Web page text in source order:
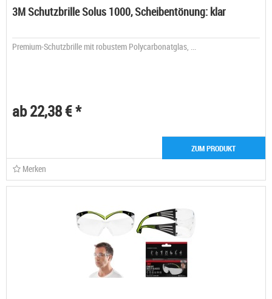
3M Schutzbrille Solus 1000, Scheibentönung: klar
Premium-Schutzbrille mit robustem Polycarbonatglas, ...
ab 22,38 € *
ZUM PRODUKT
Merken